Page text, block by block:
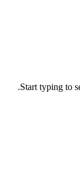
Start typing to